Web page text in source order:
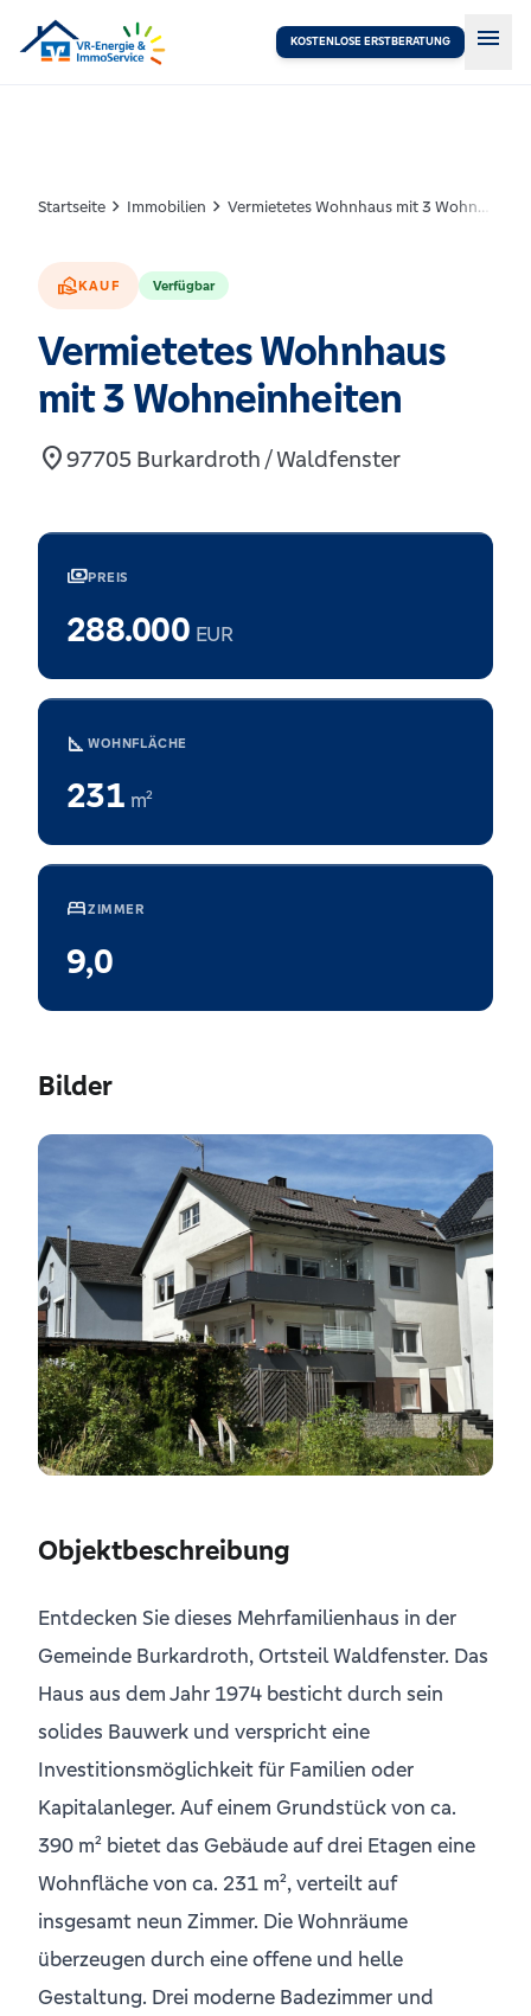
KOSTENLOSE ERSTBERATUNG menu
Startseite chevron_right Immobilien chevron_right Vermietetes Wohnhaus mit 3 Wohneinheiten
real_estate_agentKAUF Verfügbar
Vermietetes Wohnhaus
mit 3 Wohneinheiten
location_on97705 Burkardroth / Waldfenster
paymentsPREIS
288.000 EUR
square_foot WOHNFLÄCHE
231 m²
bedZIMMER
9,0
Bilder
Objektbeschreibung
Entdecken Sie dieses Mehrfamilienhaus in der
Gemeinde Burkardroth, Ortsteil Waldfenster. Das
Haus aus dem Jahr 1974 besticht durch sein
solides Bauwerk und verspricht eine
Investitionsmöglichkeit für Familien oder
Kapitalanleger. Auf einem Grundstück von ca.
390 m² bietet das Gebäude auf drei Etagen eine
Wohnfläche von ca. 231 m², verteilt auf
insgesamt neun Zimmer. Die Wohnräume
überzeugen durch eine offene und helle
Gestaltung. Drei moderne Badezimmer und